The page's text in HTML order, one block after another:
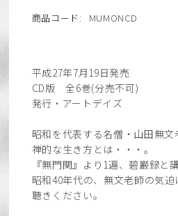
商品コード: MUMONCD
平成27年7月19日発売
CD版 全6巻(分売不可)
発行・アートデイズ
昭和を代表する名僧・山田無文
禅的な生き方とは・・・。
『無門関』より1遍、碧巌録と
昭和40年代の、無文老師の気
聴きください。